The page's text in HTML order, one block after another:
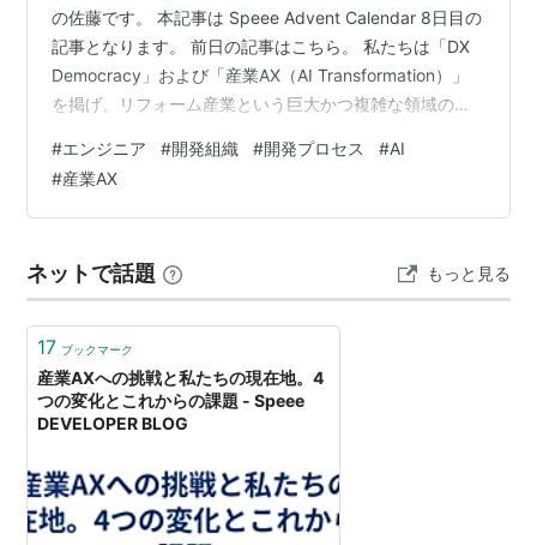
の佐藤です。 本記事は Speee Advent Calendar 8日目の
記事となります。 前日の記事はこちら。 私たちは「DX
Democracy」および「産業AX（AI Transformation）」
を掲げ、リフォーム産業という巨大かつ複雑な領域の変
織紹介〜ミッション編〜」では、そのビジョンと、私た
ちが解決しようとしている構造的な課題についてお話し
しました。 今回は、そのビジョン実現に向けて始動した
具体的な変化について、振り…
#エンジニア #開発組織 #開発プロセス #AI
#産業AX
ネットで話題 もっと見る
17 ブックマーク
産業AXへの挑戦と私たちの現在地。4
つの変化とこれからの課題 - Speee
DEVELOPER BLOG